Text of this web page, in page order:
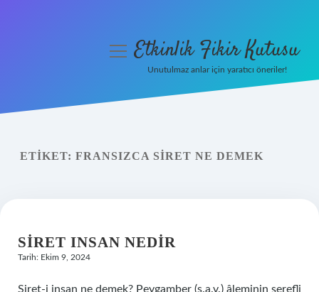
Yasal Uyarı
menüyüEtkinlik Fikir Kutusu
Unutulmaz anlar için yaratıcı öneriler!
ETIKET: FRANSIZCA SIRET NE DEMEK
SIRET INSAN NEDIR
Tarih: Ekim 9, 2024
Siret-i insan ne demek? Peygamber (s.a.v.) âleminin şerefli